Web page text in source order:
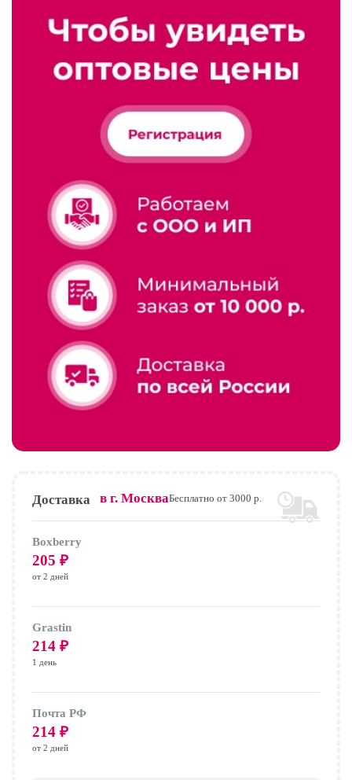
Доставка в г. МоскваБесплатно от 3000 р.
Boxberry
205 ₽
от 2 дней
Grastin
214 ₽
1 день
Почта РФ
214 ₽
от 2 дней